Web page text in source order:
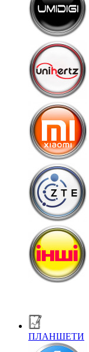
ПЛАНШЕТИ